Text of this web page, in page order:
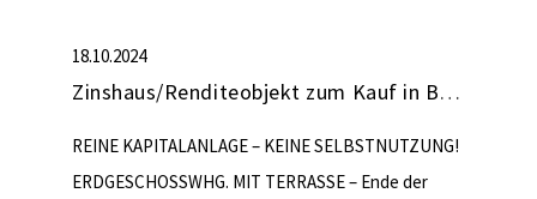
18.10.2024
Zinshaus/Renditeobjekt zum Kauf in Berlin (nicht mehr verfügbar)
REINE KAPITALANLAGE – KEINE SELBSTNUTZUNG!
ERDGESCHOSSWHG. MIT TERRASSE – Ende der